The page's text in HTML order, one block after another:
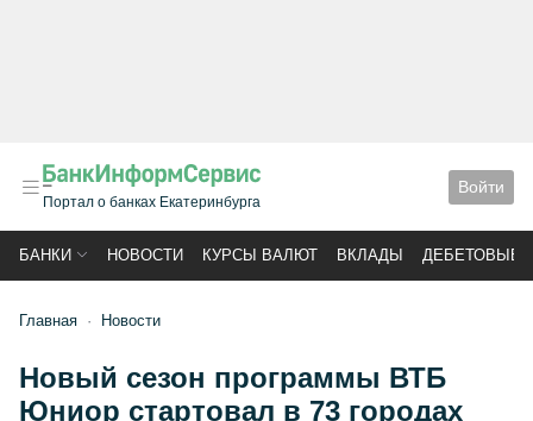
Портал о банках Екатеринбурга
Войти
БАНКИ НОВОСТИ КУРСЫ ВАЛЮТ ВКЛАДЫ ДЕБЕТОВЫЕ
Главная Новости
Новый сезон программы ВТБ
Юниор стартовал в 73 городах